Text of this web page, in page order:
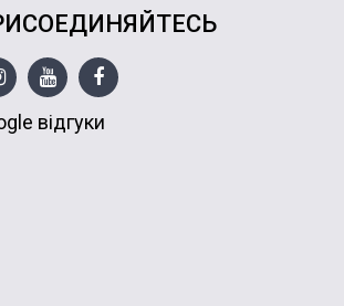
відгуки